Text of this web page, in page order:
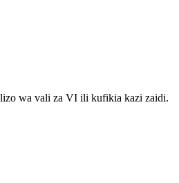
wa vali za VI ili kufikia kazi zaidi.